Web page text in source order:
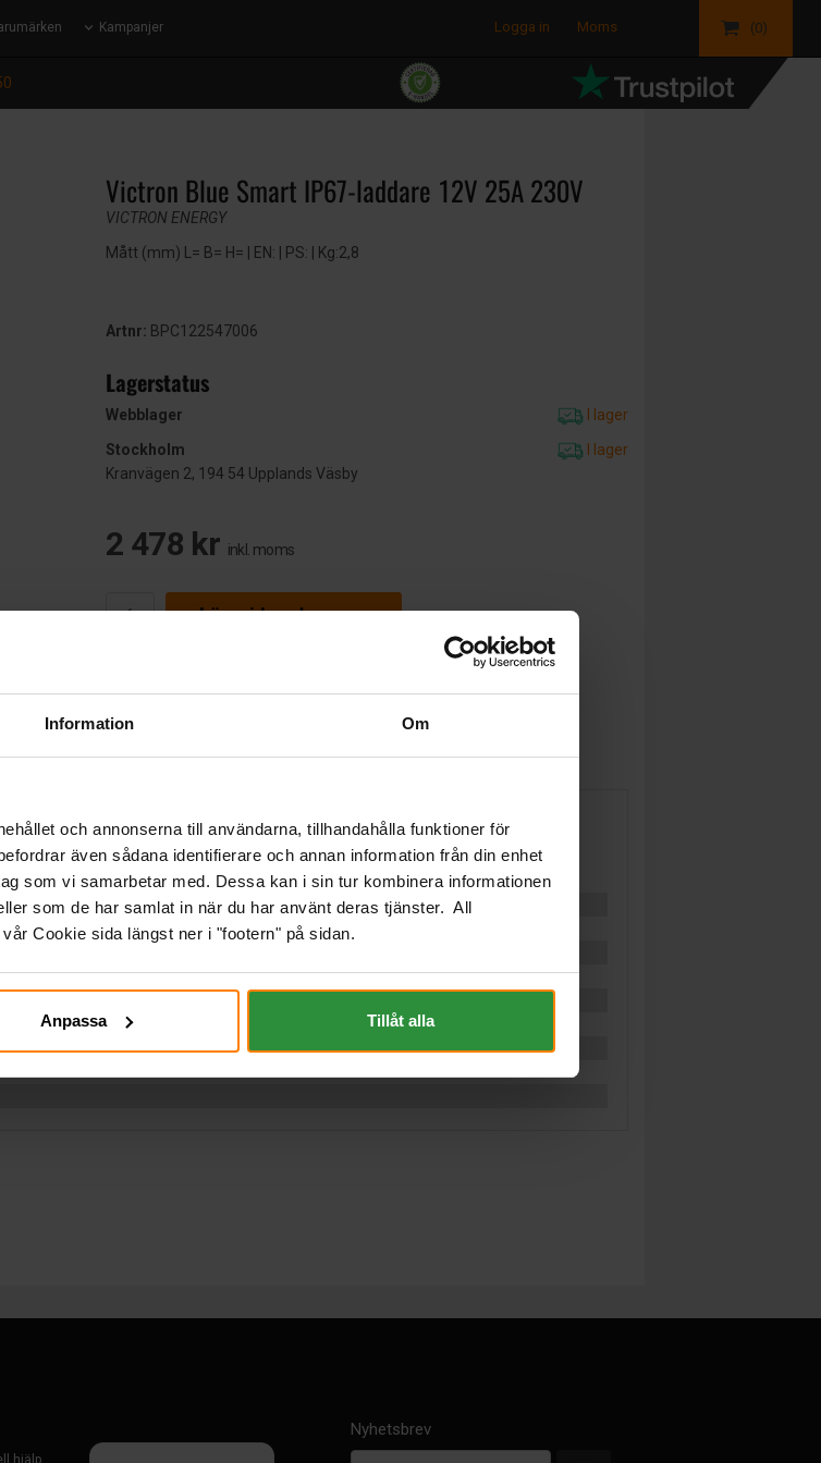
Information Om
och annonserna till användarna, tillhandahålla funktioner för
även sådana identifierare och annan information från din enhet
som vi samarbetar med. Dessa kan i sin tur kombinera informationen
som de har samlat in när du har använt deras tjänster. All
Cookie sida längst ner i "footern" på sidan.
Anpassa Tillåt alla
Kampanjer Logga in Moms (0)
Victron Blue Smart IP67-laddare 12V 25A 230V
VICTRON ENERGY
Mått (mm) L= B= H= | EN: | PS: | Kg:2,8
Artnr: BPC122547006
Lagerstatus
Webblager
I lager
Stockholm
I lager
Kranvägen 2, 194 54 Upplands Väsby
2 478 kr inkl. moms
Lägg i kundvagnen
hjälp.
Nyhetsbrev